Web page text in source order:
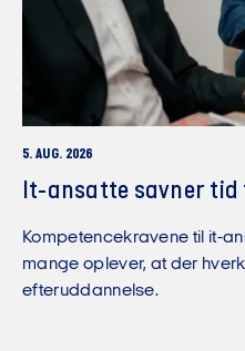
5. AUG. 2026
It-ansatte savner
Kompetencekravene til it-
mange oplever, at der
efteruddannelse.